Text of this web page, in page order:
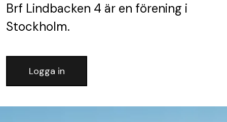
Brf Lindbacken 4 är en förening i
Stockholm.
Logga in